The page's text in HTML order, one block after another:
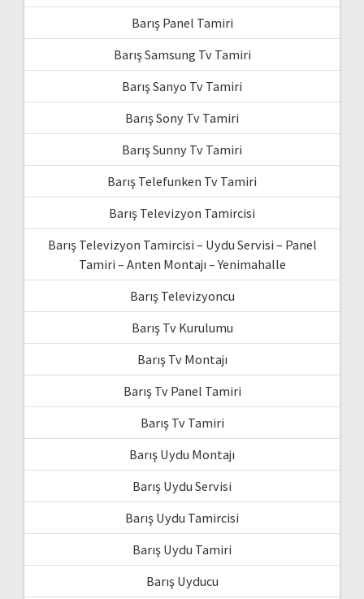
Barış Panel Tamiri
Barış Samsung Tv Tamiri
Barış Sanyo Tv Tamiri
Barış Sony Tv Tamiri
Barış Sunny Tv Tamiri
Barış Telefunken Tv Tamiri
Barış Televizyon Tamircisi
Barış Televizyon Tamircisi – Uydu Servisi – Panel
Tamiri – Anten Montajı – Yenimahalle
Barış Televizyoncu
Barış Tv Kurulumu
Barış Tv Montajı
Barış Tv Panel Tamiri
Barış Tv Tamiri
Barış Uydu Montajı
Barış Uydu Servisi
Barış Uydu Tamircisi
Barış Uydu Tamiri
Barış Uyducu